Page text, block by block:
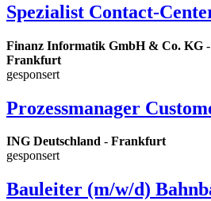
Spezialist Contact-
Finanz Informatik GmbH & Co. KG -
Frankfurt
gesponsert
Prozessmanager
ING Deutschland - Frankfurt
gesponsert
Bauleiter (m/w/d)